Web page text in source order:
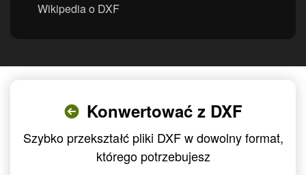
Wikipedia o DXF
Konwertować z DXF
Szybko przekształć pliki DXF w dowolny format,
którego potrzebujesz